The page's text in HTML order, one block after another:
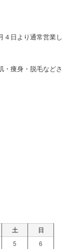
４日より通常営業し
・痩身・脱毛などさ
土 日
5 6